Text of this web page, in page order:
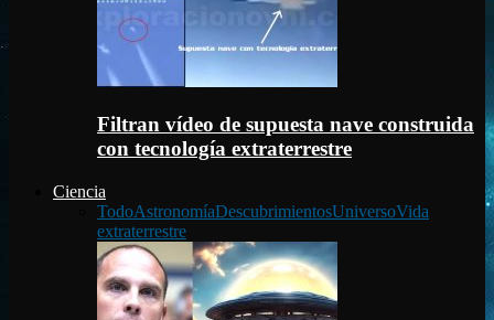
Filtran vídeo de supuesta nave construida
con tecnología extraterrestre
Ciencia
TodoAstronomíaDescubrimientosUniversoVida
extraterrestre